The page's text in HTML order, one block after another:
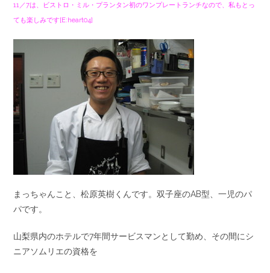
11／7は、ビストロ・ミル・プランタン初のワンプレートランチなので、私もとっ
ても楽しみです[E:heart04]
まっちゃんこと、松原英樹くんです。双子座のAB型、一児のパ
パです。
山梨県内のホテルで7年間サービスマンとして勤め、その間にシ
ニアソムリエの資格を